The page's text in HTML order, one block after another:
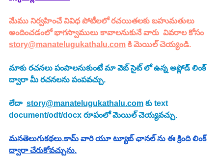
మేము నిర్వహించే వివిధ పోటీలలో రచయితలకు బహుమతులు
అందించడంలో భాగస్వాములు కావాలనుకునే వారు  వివరాల కోసం
story@manatelugukathalu.com కి మెయిల్ చెయ్యండి.
మాకు రచనలు పంపాలనుకుంటే మా వెబ్ సైట్ లో ఉన్న అప్లోడ్ లింక్
ద్వారా మీ రచనలను పంపవచ్చు.
లేదా story@manatelugukathalu.com కు text
document/odt/docx రూపంలో మెయిల్ చెయ్యవచ్చు.
మనతెలుగుకథలు.కామ్ వారి యూ ట్యూబ్ ఛానల్ ను ఈ క్రింది లింక్
ద్వారా చేరుకోవచ్చును.